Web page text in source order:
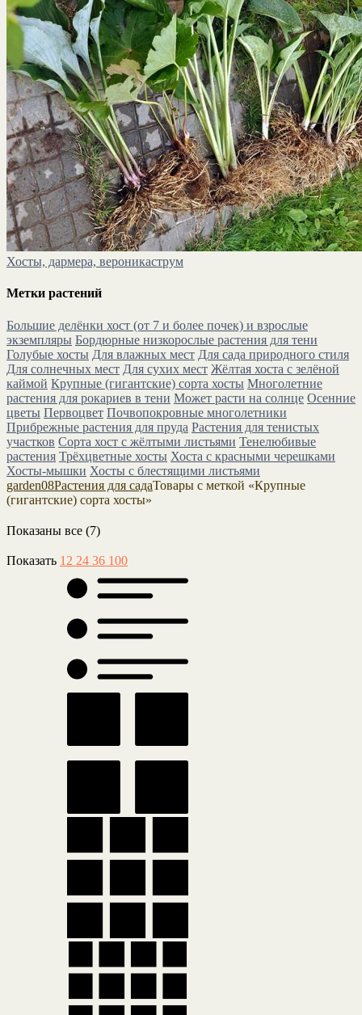
Хосты, дармера, вероникаструм
Метки растений
Большие делёнки хост (от 7 и более почек) и взрослые
экземпляры Бордюрные низкорослые растения для тени
Голубые хосты Для влажных мест Для сада природного стиля
Для солнечных мест Для сухих мест Жёлтая хоста с зелёной
каймой Крупные (гигантские) сорта хосты Многолетние
растения для рокариев в тени Может расти на солнце Осенние
цветы Первоцвет Почвопокровные многолетники
Прибрежные растения для пруда Растения для тенистых
участков Сорта хост с жёлтыми листьями Тенелюбивые
растения Трёхцветные хосты Хоста с красными черешками
Хосты-мышки Хосты с блестящими листьями
garden08Растения для садаТовары с меткой «Крупные
(гигантские) сорта хосты»
Показаны все (7)
Показать 12 24 36 100